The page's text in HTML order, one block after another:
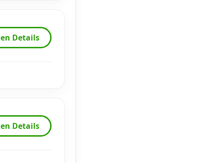
Details
Details